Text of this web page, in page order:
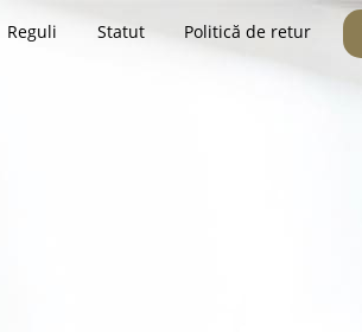
Reguli Statut Politică de retur